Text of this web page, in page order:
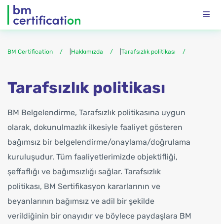
BM Certification Hakkımızda Tarafsızlık politikası
Tarafsızlık politikası
BM Belgelendirme, Tarafsızlık politikasına uygun
olarak, dokunulmazlık ilkesiyle faaliyet gösteren
bağımsız bir belgelendirme/onaylama/doğrulama
kuruluşudur. Tüm faaliyetlerimizde objektifliği,
şeffaflığı ve bağımsızlığı sağlar. Tarafsızlık
politikası, BM Sertifikasyon kararlarının ve
beyanlarının bağımsız ve adil bir şekilde
verildiğinin bir onayıdır ve böylece paydaşlara BM